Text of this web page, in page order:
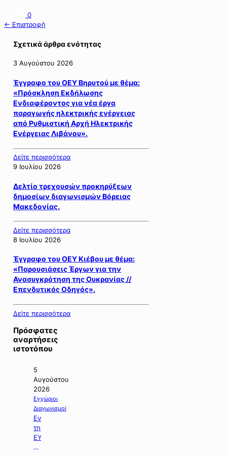
0
← Επιστροφή
Σχετικά άρθρα ενότητας
3 Αυγούστου 2026
Έγγραφο του ΟΕΥ Βηρυτού με θέμα:
«Πρόσκληση Εκδήλωσης
Ενδιαφέροντος για νέα έργα
παραγωγής ηλεκτρικής ενέργειας
από Ρυθμιστική Αρχή Ηλεκτρικής
Ενέργειας Λιβάνου».
Δείτε περισσότερα
9 Ιουλίου 2026
Δελτίο τρεχουσών προκηρύξεων
δημοσίων διαγωνισμών Βόρειας
Μακεδονίας.
Δείτε περισσότερα
8 Ιουλίου 2026
Έγγραφο του ΟΕΥ Κιέβου με θέμα:
«Παρουσιάσεις Έργων για την
Ανασυγκρότηση της Ουκρανίας //
Επενδυτικός Οδηγός».
Δείτε περισσότερα
Πρόσφατες
αναρτήσεις
ιστοτόπου
5
Αυγούστου
2026
Εγχώριοι
Διαγωνισμοί
Ενημέρωση
της
ΕΥΔΑΠ
με